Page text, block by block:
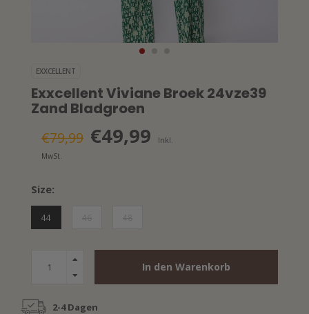
EXXCELLENT
Exxcellent Viviane Broek 24vze39
Zand Bladgroen
€79,99 €49,99
Inkl.
MwSt.
Size:
44
In den Warenkorb
2-4 Dagen